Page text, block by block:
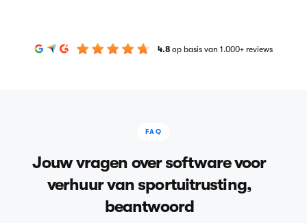
4.8 op basis van 1.000+ reviews
FAQ
Jouw vragen over software voor
verhuur van sportuitrusting,
beantwoord